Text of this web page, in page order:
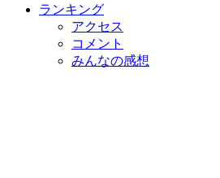
ランキング
アクセス
コメント
みんなの感想